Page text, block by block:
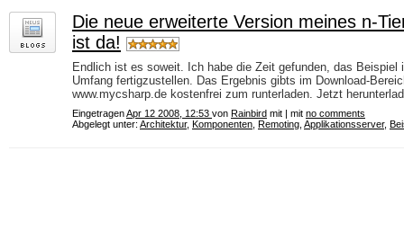
Die neue erweiterte Version meines n-
ist da!
Endlich ist es soweit. Ich habe die Zeit gefunden, das Beispiel
Umfang fertigzustellen. Das Ergebnis gibts im Download-
www.mycsharp.de kostenfrei zum runterladen. Jetzt
EingetragenApr 12 2008, 12:53 von Rainbird mit | mit no comments
Abgelegt unter: Architektur, Komponenten Remoting Applikationsserver,